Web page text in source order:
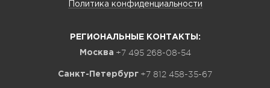
Политика конфиденциальности
РЕГИОНАЛЬНЫЕ КОНТАКТЫ:
Москва +7 495 268-08-54
Санкт-Петербург +7 812 458-35-67